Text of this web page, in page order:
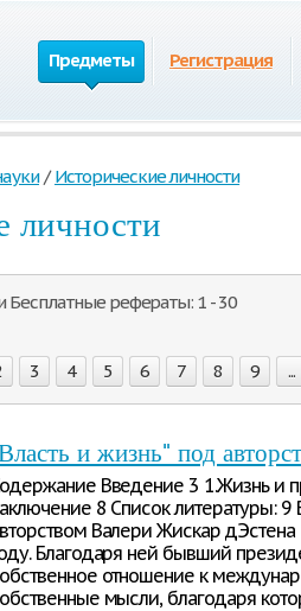
Предметы Регистрация
/ Исторические личности
личности
Бесплатные рефераты: 1 - 30
3 4 5 6 7 8 9 ...
и жизнь" под
Введение 3 1.Жизнь и
8 Список литературы: 9
Валери Жискар
Благодаря ней бывший
отношение к
мысли, благодаря